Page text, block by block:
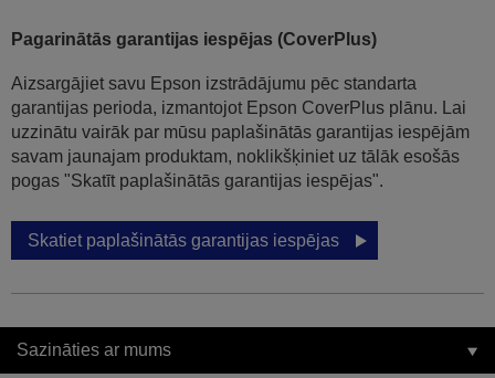
Pagarinātās garantijas iespējas (CoverPlus)
Aizsargājiet savu Epson izstrādājumu pēc standarta
garantijas perioda, izmantojot Epson CoverPlus plānu. Lai
uzzinātu vairāk par mūsu paplašinātās garantijas iespējām
savam jaunajam produktam, noklikšķiniet uz tālāk esošās
pogas "Skatīt paplašinātās garantijas iespējas".
Skatiet paplašinātās garantijas iespējas
Sazināties ar mums